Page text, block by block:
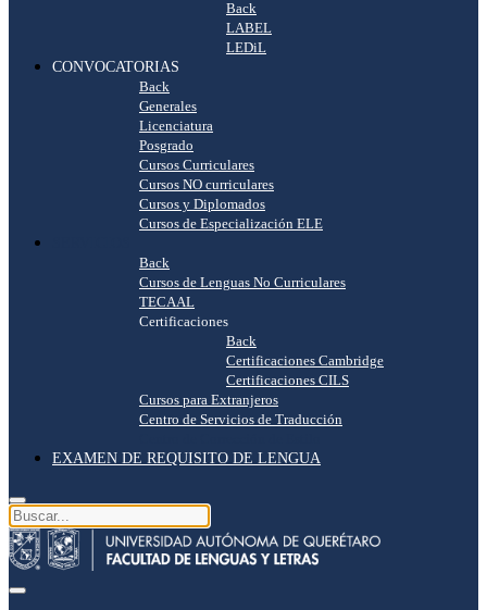
Back
LABEL
LEDiL
CONVOCATORIAS
Back
Generales
Licenciatura
Posgrado
Cursos Curriculares
Cursos NO curriculares
Cursos y Diplomados
Cursos de Especialización ELE
Back
Cursos de Lenguas No Curriculares
TECAAL
Certificaciones
Back
Certificaciones Cambridge
Certificaciones CILS
Cursos para Extranjeros
Centro de Servicios de Traducción
EXAMEN DE REQUISITO DE LENGUA